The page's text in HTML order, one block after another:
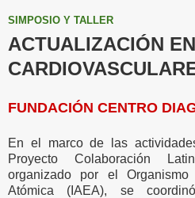
SIMPOSIO Y TALLER
ACTUALIZACIÓN
FUNDACIÓN CENTRO
En el marco de las
Proyecto Colaboración
organizado por el
Atómica (IAEA), se